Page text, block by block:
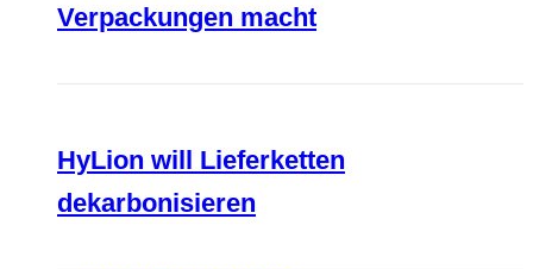
Verpackungen macht
HyLion will Lieferketten
dekarbonisieren